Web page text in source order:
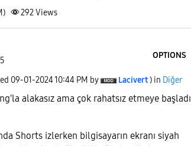
292Views
OPTIONS
‎09-01-202410:44 PM by Lacivert ) in Diğer
alakasız ama çok rahatsız etmeye başladı
Shorts izlerken bilgisayarın ekranı siyah